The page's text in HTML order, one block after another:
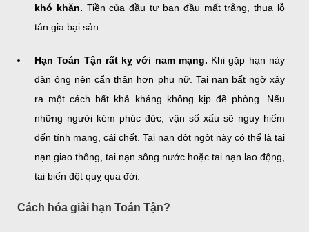
khó khăn. Tiền của đầu tư ban đầu mất trắng, thua lỗ
tán gia bại sản.
Hạn Toán Tận rất kỵ với nam mạng. Khi gặp hạn này
đàn ông nên cẩn thận hơn phụ nữ. Tai nạn bất ngờ xảy
ra một cách bất khả kháng không kịp đề phòng. Nếu
những người kém phúc đức, vận số xấu sẽ nguy hiểm
đến tính mạng, cái chết. Tai nạn đột ngột này có thể là tai
nạn giao thông, tai nạn sông nước hoặc tai nạn lao động,
tai biến đột quỵ qua đời.
Cách hóa giải hạn Toán Tận?